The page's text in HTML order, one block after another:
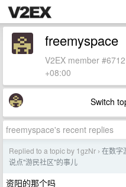
freemyspace
V2EX member
+08:00
Switch
freemyspace's recent replies
Replied to a topic by 1gzNr › 在数字
说点"游民社区"的事儿
资阳的那个吗